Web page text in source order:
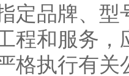
定品牌、
程和服务
格执行有